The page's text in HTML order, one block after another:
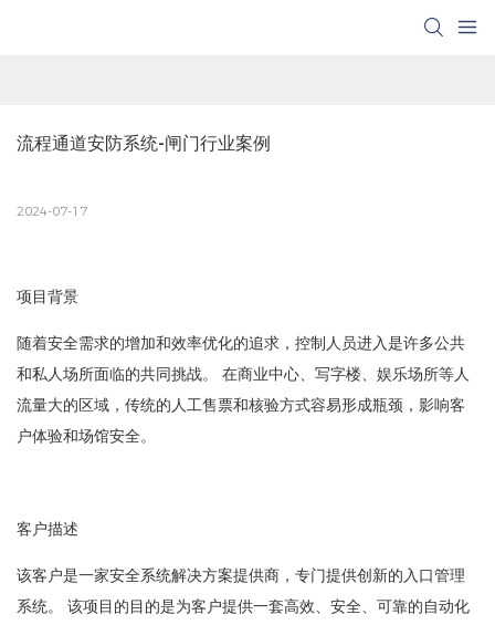
流程通道安防系统-闸门行业案例
2024-07-17
项目背景
随着安全需求的增加和效率优化的追求，控制人员进入是许多公共
和私人场所面临的共同挑战。 在商业中心、写字楼、娱乐场所等人
流量大的区域，传统的人工售票和核验方式容易形成瓶颈，影响客
户体验和场馆安全。
客户描述
该客户是一家安全系统解决方案提供商，专门提供创新的入口管理
系统。 该项目的目的是为客户提供一套高效、安全、可靠的自动化